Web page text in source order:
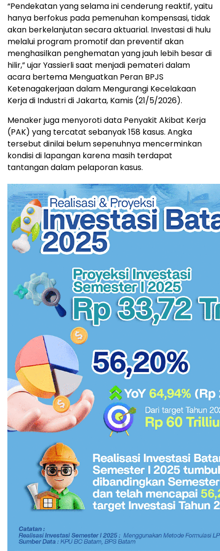
“Pendekatan yang selama ini cenderung reaktif, yaitu
hanya berfokus pada pemenuhan kompensasi, tidak
akan berkelanjutan secara aktuarial. Investasi di hulu
melalui program promotif dan preventif akan
menghasilkan penghematan yang jauh lebih besar di
hilir,” ujar Yassierli saat menjadi pemateri dalam
acara bertema Menguatkan Peran BPJS
Ketenagakerjaan dalam Mengurangi Kecelakaan
Kerja di Industri di Jakarta, Kamis (21/5/2026).
Menaker juga menyoroti data Penyakit Akibat Kerja
(PAK) yang tercatat sebanyak 158 kasus. Angka
tersebut dinilai belum sepenuhnya mencerminkan
kondisi di lapangan karena masih terdapat
tantangan dalam pelaporan kasus.